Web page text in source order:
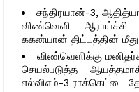
சந்திரயான்-3,
விண்வெளி
ககன்யான் திட்டத்தின் மீது
விண்வெளிக்கு
செயல்படுத்த
எல்விஎம்-3 ராக்கெட்டை